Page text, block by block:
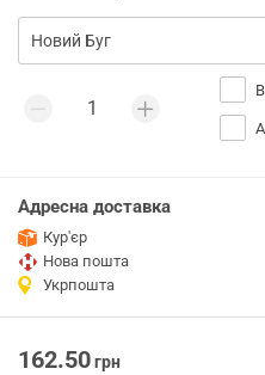
Адресна доставка
Кур'єр
Нова пошта
Укрпошта
162.50грн